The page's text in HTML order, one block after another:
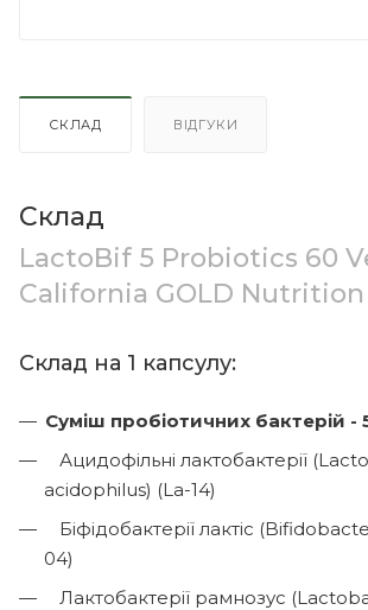
СКЛАД ВІДГУКИ
Склад
LactoBif 5 Probiotics 60
California GOLD Nutrition
Склад на 1 капсулу:
Суміш пробіотичних бактерій
Ацидофільні лактобактерії
acidophilus) (La-14)
Біфідобактерії лактіс
04)
Лактобактерії рамнозус